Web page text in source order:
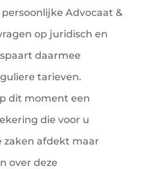
Advocaat &
op juridisch en
daarmee
tarieven.
dit moment een
die voor u
zaken afdekt maar
over deze